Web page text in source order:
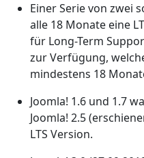
Einer Serie von zwei
alle 18 Monate eine
für Long-Term
zur Verfügung,
mindestens 18
Joomla! 1.6 und 1.7
Joomla! 2.5
LTS Version.